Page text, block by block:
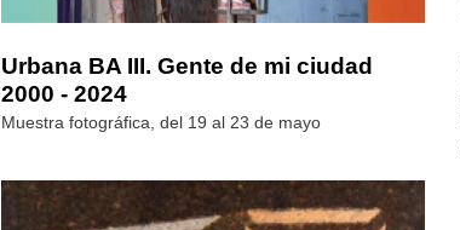
Urbana BA III. Gente de mi ciudad
2000 - 2024
Muestra fotográfica, del 19 al 23 de mayo